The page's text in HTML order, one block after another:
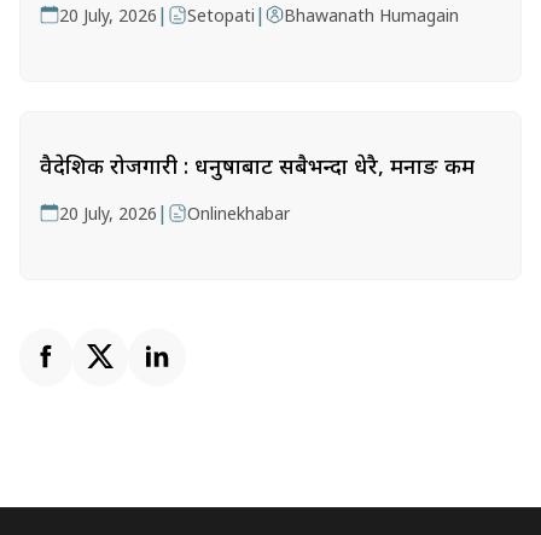
20 July, 2026 | Setopati | Bhawanath Humagain
वैदेशिक रोजगारी : धनुषाबाट सबैभन्दा धेरै, मनाङ कम
20 July, 2026 | Onlinekhabar